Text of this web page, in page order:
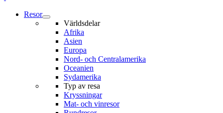
Resor
Världsdelar
Afrika
Asien
Europa
Nord- och Centralamerika
Oceanien
Sydamerika
Typ av resa
Kryssningar
Mat- och vinresor